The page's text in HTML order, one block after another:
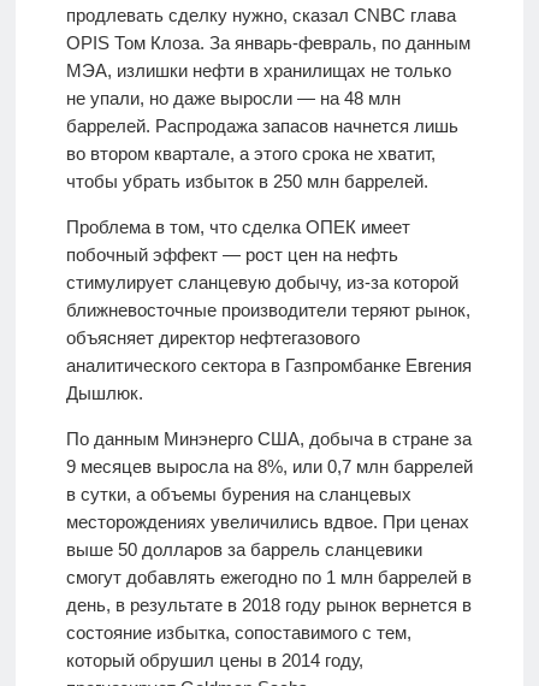
продлевать сделку нужно, сказал CNBC глава
OPIS Том Клоза. За январь-февраль, по данным
МЭА, излишки нефти в хранилищах не только
не упали, но даже выросли — на 48 млн
баррелей. Распродажа запасов начнется лишь
во втором квартале, а этого срока не хватит,
чтобы убрать избыток в 250 млн баррелей.
Проблема в том, что сделка ОПЕК имеет
побочный эффект — рост цен на нефть
стимулирует сланцевую добычу, из-за которой
ближневосточные производители теряют рынок,
объясняет директор нефтегазового
аналитического сектора в Газпромбанке Евгения
Дышлюк.
По данным Минэнерго США, добыча в стране за
9 месяцев выросла на 8%, или 0,7 млн баррелей
в сутки, а объемы бурения на сланцевых
месторождениях увеличились вдвое. При ценах
выше 50 долларов за баррель сланцевики
смогут добавлять ежегодно по 1 млн баррелей в
день, в результате в 2018 году рынок вернется в
состояние избытка, сопоставимого с тем,
который обрушил цены в 2014 году,